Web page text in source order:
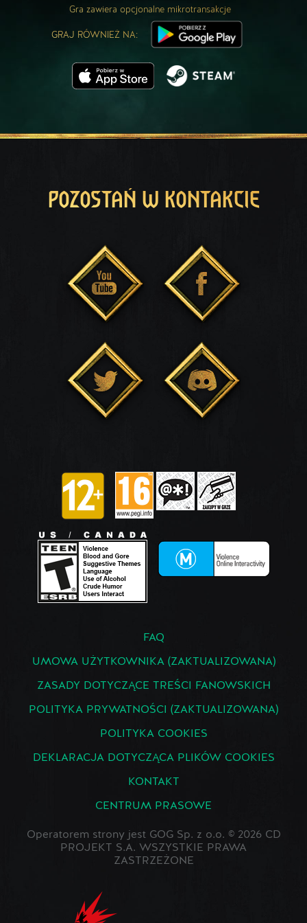
Gra zawiera opcjonalne mikrotransakcje
GRAJ RÓWNIEŻ NA:
POZOSTAŃ W KONTAKCIE
FAQ
UMOWA UŻYTKOWNIKA (ZAKTUALIZOWANA)
ZASADY DOTYCZĄCE TREŚCI FANOWSKICH
POLITYKA PRYWATNOŚCI (ZAKTUALIZOWANA)
POLITYKA COOKIES
DEKLARACJA DOTYCZĄCA PLIKÓW COOKIES
KONTAKT
CENTRUM PRASOWE
Operatorem strony jest GOG Sp. z o.o. © 2026 CD
PROJEKT S.A. WSZYSTKIE PRAWA
ZASTRZEŻONE